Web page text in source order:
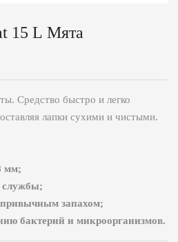
15 L Мята
Средство быстро и легко
лапки сухими и чистыми.
мм;
службы;
запахом;
бактерий и микроорганизмов.